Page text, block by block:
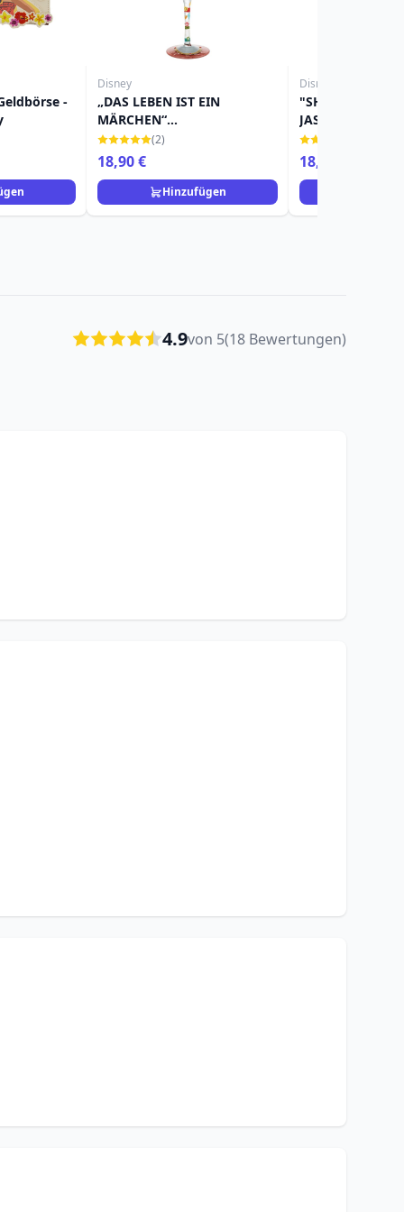
-
Disney
„DAS LEBEN IST EIN
MÄRCHEN“
SCHNEEWITTCHEN -
WEINGLAS – DISNEY LOLITA
(2)
18,90 €
Hinzufügen
Disney
"SHOW ME THE
JASMINE-
DISNEY LOLITA
18,90 €
4.9von 5(18 Bewertungen)